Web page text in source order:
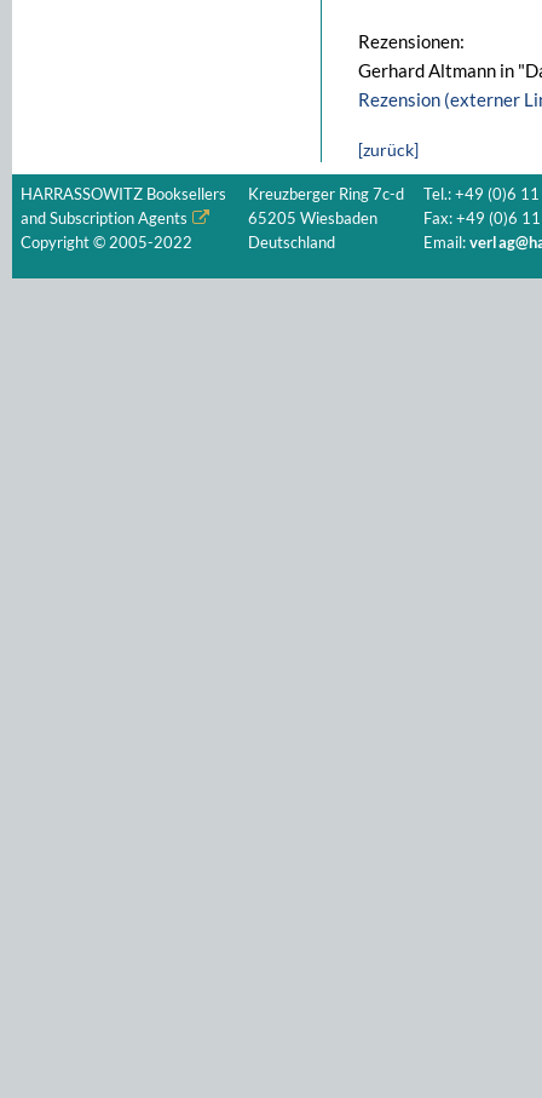
Rezensionen:
Gerhard Altmann in
Rezension (externer
[zurück]
HARRASSOWITZ Booksellers
and Subscription Agents
Copyright © 2005-2022
Kreuzberger Ring 7c-d
65205 Wiesbaden
Deutschland
Tel.: +49 (0)6
Fax: +49 (0)6
Email: